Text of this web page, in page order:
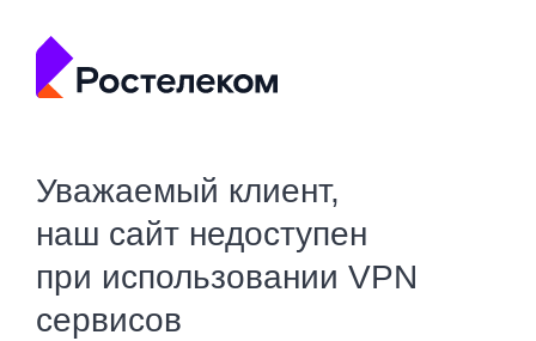
Уважаемый клиент,
наш сайт недоступен
при использовании VPN
сервисов